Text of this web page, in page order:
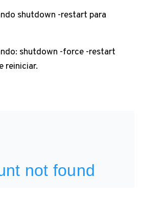
shutdown -restart para
shutdown -force -restart
reiniciar.